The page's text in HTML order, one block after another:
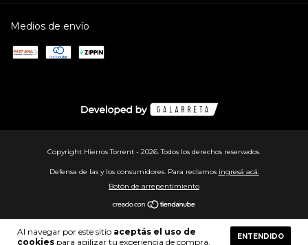
Al navegar por este sitio aceptás el uso de
cookies para agilizar tu experiencia de compra.
ENTENDIDO
Medios de envío
Copyright Hierros Torrent - 2026. Todos los derechos reservados.
Defensa de las y los consumidores. Para reclamos ingresá acá.
Botón de arrepentimiento